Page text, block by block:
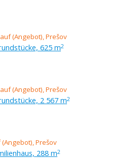
625 m2
2 567 m2
288 m2